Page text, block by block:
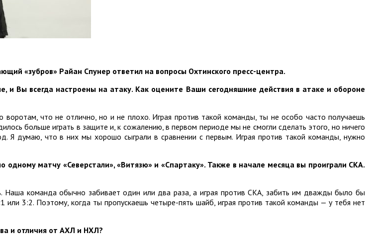
«зубров» Райан Спунер ответил на вопросы Охтинского пресс-центра.
Вы всегда настроены на атаку. Как оцените Ваши сегодняшние действия в атаке и обороне
что не отлично, но и не плохо. Играя против такой команды, ты не особо часто получаешь
больше играть в защите и, к сожалению, в первом периоде мы не смогли сделать этого, но ничего
Я думаю, что в них мы хорошо сыграли в сравнении с первым. Играя против такой команды, нужно
матчу «Северстали», «Витязю» и «Спартаку». Также в начале месяца вы проиграли СКА.
команда обычно забивает один или два раза, а играя против СКА, забить им дважды было бы
3:2. Поэтому, когда ты пропускаешь четыре-пять шайб, играя против такой команды — у тебя нет
и отличия от АХЛ и НХЛ?